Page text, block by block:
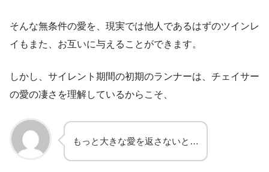
そんな無条件の愛を、現実では他人であるはずのツインレ
イもまた、お互いに与えることができます。
しかし、サイレント期間の初期のランナーは、チェイサー
の愛の凄さを理解しているからこそ、
もっと大きな愛を返さないと…